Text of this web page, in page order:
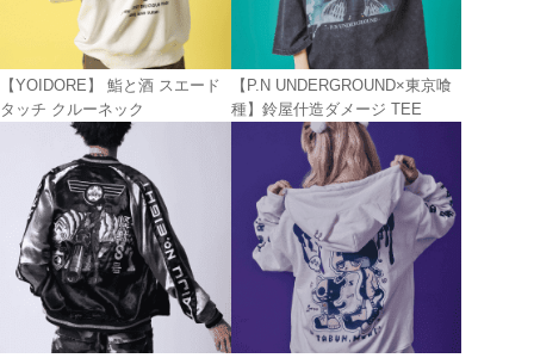
【YOIDORE】 鮨と酒 スエード
タッチ クルーネック
【P.N UNDERGROUND×東京喰
種】鈴屋什造ダメージ TEE